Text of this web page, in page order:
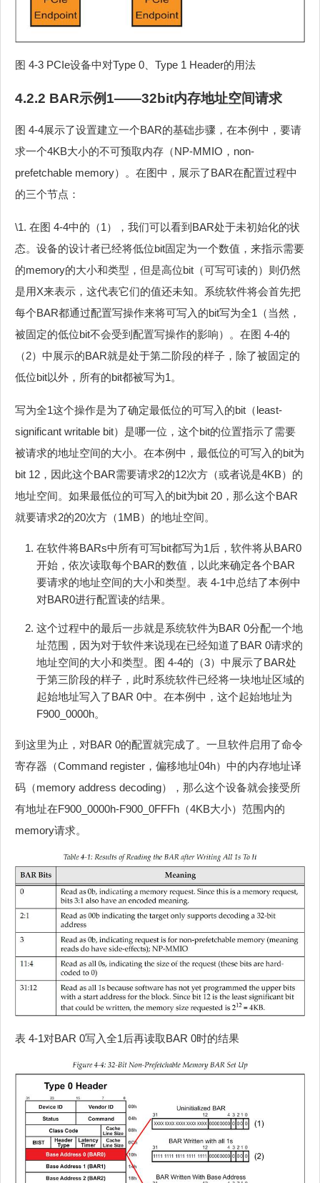
图 4‑3 PCIe设备中对Type 0、Type 1 Header的用法
4.2.2 BAR示例1——32bit内存地址空间请求
图 4‑4展示了设置建立一个BAR的基础步骤，在本例中，要请
求一个4KB大小的不可预取内存（NP-MMIO，non-
prefetchable memory）。在图中，展示了BAR在配置过程中
的三个节点：
\1. 在图 4‑4中的（1），我们可以看到BAR处于未初始化的状
态。设备的设计者已经将低位bit固定为一个数值，来指示需要
的memory的大小和类型，但是高位bit（可写可读的）则仍然
是用X来表示，这代表它们的值还未知。系统软件将会首先把
每个BAR都通过配置写操作来将可写入的bit写为全1（当然，
被固定的低位bit不会受到配置写操作的影响）。在图 4‑4的
（2）中展示的BAR就是处于第二阶段的样子，除了被固定的
低位bit以外，所有的bit都被写为1。
写为全1这个操作是为了确定最低位的可写入的bit（least-
significant writable bit）是哪一位，这个bit的位置指示了需要
被请求的地址空间的大小。在本例中，最低位的可写入的bit为
bit 12，因此这个BAR需要请求2的12次方（或者说是4KB）的
地址空间。如果最低位的可写入的bit为bit 20，那么这个BAR
就要请求2的20次方（1MB）的地址空间。
在软件将BARs中所有可写bit都写为1后，软件将从BAR0
开始，依次读取每个BAR的数值，以此来确定各个BAR
要请求的地址空间的大小和类型。表 4‑1中总结了本例中
对BAR0进行配置读的结果。
这个过程中的最后一步就是系统软件为BAR 0分配一个地
址范围，因为对于软件来说现在已经知道了BAR 0请求的
地址空间的大小和类型。图 4‑4的（3）中展示了BAR处
于第三阶段的样子，此时系统软件已经将一块地址区域的
起始地址写入了BAR 0中。在本例中，这个起始地址为
F900_0000h。
到这里为止，对BAR 0的配置就完成了。一旦软件启用了命令
寄存器（Command register，偏移地址04h）中的内存地址译
码（memory address decoding），那么这个设备就会接受所
有地址在F900_0000h-F900_0FFFh（4KB大小）范围内的
memory请求。
表 4‑1对BAR 0写入全1后再读取BAR 0时的结果